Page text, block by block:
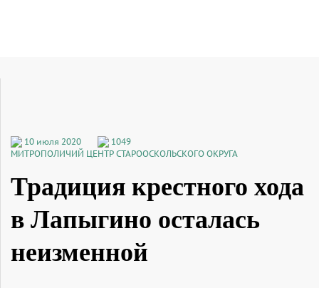
10 июля 2020
1049
МИТРОПОЛИЧИЙ ЦЕНТР СТАРООСКОЛЬСКОГО ОКРУГА
Традиция крестного хода
в Лапыгино осталась
неизменной